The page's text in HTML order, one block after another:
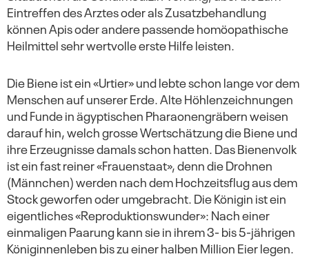
Eintreffen des Arztes oder als Zusatzbehandlung
können Apis oder andere passende homöopathische
Heilmittel sehr wertvolle erste Hilfe leisten.
Die Biene ist ein «Urtier» und lebte schon lange vor dem
Menschen auf unserer Erde. Alte Höhlenzeichnungen
und Funde in ägyptischen Pharaonengräbern weisen
darauf hin, welch grosse Wertschätzung die Biene und
ihre Erzeugnisse damals schon hatten. Das Bienenvolk
ist ein fast reiner «Frauenstaat», denn die Drohnen
(Männchen) werden nach dem Hochzeitsflug aus dem
Stock geworfen oder umgebracht. Die Königin ist ein
eigentliches «Reproduktionswunder»: Nach einer
einmaligen Paarung kann sie in ihrem 3- bis 5-jährigen
Königinnenleben bis zu einer halben Million Eier legen.